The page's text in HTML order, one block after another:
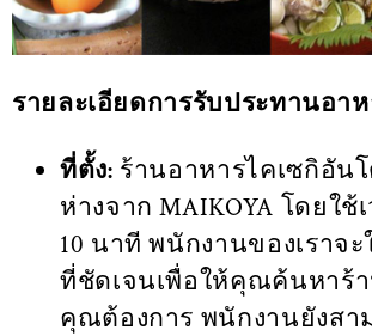
รายละเอียดการรับประทานอา
ที่ตั้ง: ร้านอาหารไคเซกิอัน
ห่างจาก MAIKOYA โดยใช้
10 นาที พนักงานของเราจ
ที่ชัดเจนเพื่อให้คุณค้นหาร้
คุณต้องการ พนักงานยังส